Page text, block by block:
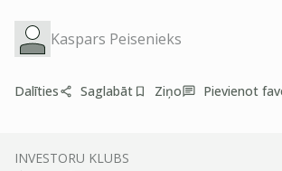
Kaspars Peisenieks
Dalīties Saglabāt Ziņo Pievienot
INVESTORU KLUBS